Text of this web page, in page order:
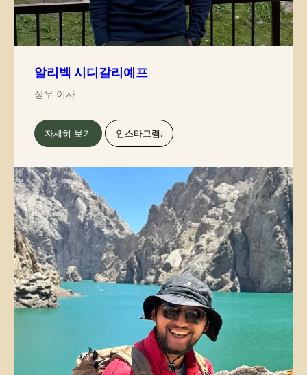
알리벡 시디갈리예프
상무 이사
자세히 보기 인스타그램.